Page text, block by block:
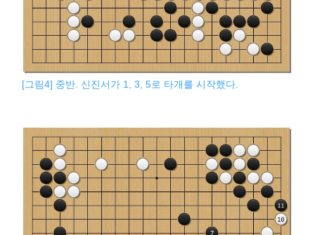
[그림4] 중반. 신진서가 1, 3, 5로 타개를 시작했다.